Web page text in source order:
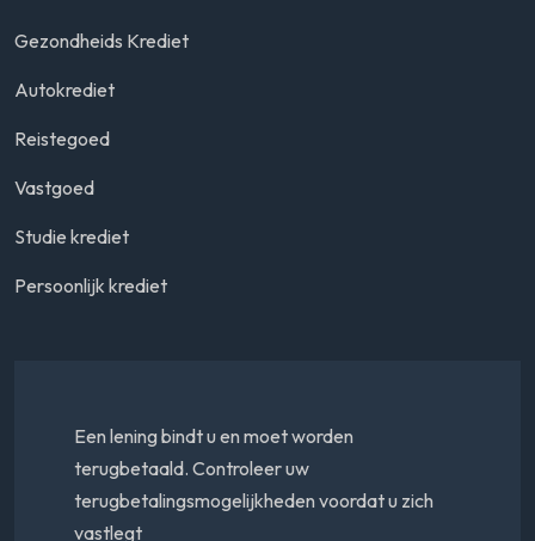
Gezondheids Krediet
Autokrediet
Reistegoed
Vastgoed
Studie krediet
Persoonlijk krediet
Een lening bindt u en moet worden
terugbetaald. Controleer uw
terugbetalingsmogelijkheden voordat u zich
vastlegt